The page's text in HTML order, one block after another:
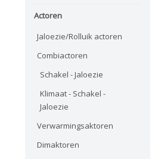
Actoren
Jaloezie/Rolluik actoren
Combiactoren
Schakel - Jaloezie
Klimaat - Schakel -
Jaloezie
Verwarmingsaktoren
Dimaktoren